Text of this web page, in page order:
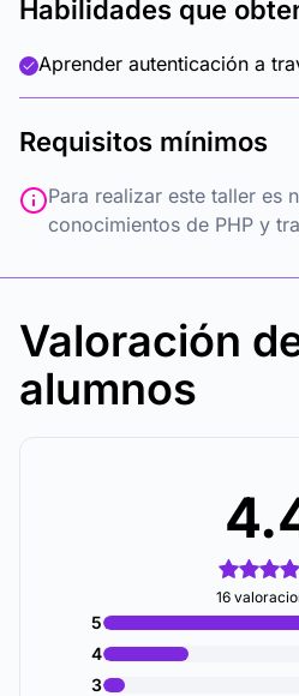
Habilidades que
Aprender autenticación a
Requisitos mínimos
Para realizar este taller es
conocimientos de PHP y
Valoración
alumnos
16
5
4
3